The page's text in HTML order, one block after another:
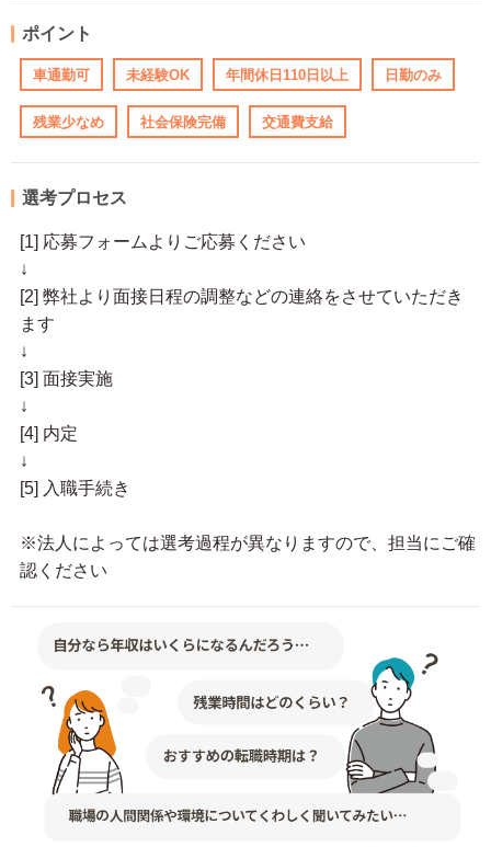
ポイント
車通勤可 未経験OK 年間休日110日以上 日勤のみ
残業少なめ 社会保険完備 交通費支給
選考プロセス
[1] 応募フォームよりご応募ください
↓
[2] 弊社より面接日程の調整などの連絡をさせていただき
ます
↓
[3] 面接実施
↓
[4] 内定
↓
[5] 入職手続き
※法人によっては選考過程が異なりますので、担当にご確
認ください